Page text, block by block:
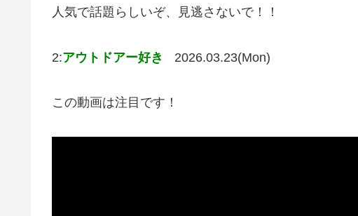
人気で話題らしいぞ、見逃さないで！！
2:アウトドアー好き 2026.03.23(Mon)
この動画は注目です！